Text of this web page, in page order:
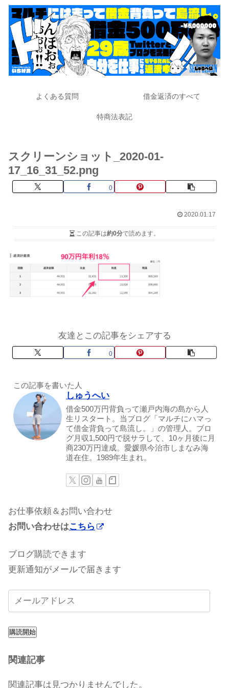
よくある質問 借金返済のすべて
特商法表記
スクリーンショット_2020-01-
17_16_31_52.png
0
2020.01.17
この記事は約0分で読めます。
友達とこの記事をシェアする
0
この記事を書いた人
しゅうへい
借金500万円背負って瀬戸内海の島から人
生リスタート。当ブログ「マルチにハマっ
て借金背負って島流し。」の管理人。ブロ
グ月収1,500円で脱サラして、10ヶ月後に月
商230万円達成。愛媛県今治市しまなみ海
道在住。1989年生まれ。
お仕事依頼＆お問い合わせ
お問い合わせはこちら
ブログ購読できます
更新通知がメールで届きます
購読開始
関連記事
関連記事は見つかりませんでした。